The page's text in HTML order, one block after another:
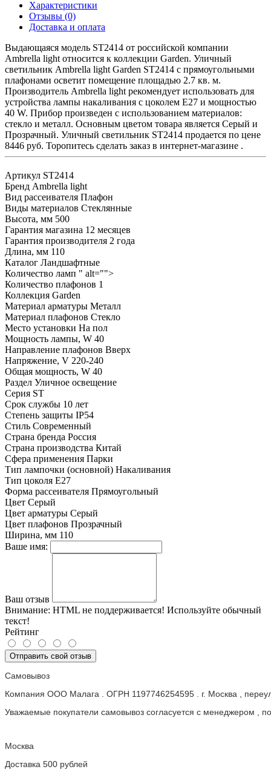
Характеристики
Отзывы (0)
Доставка и оплата
Выдающаяся модель ST2414 от российской компании
Ambrella light относится к коллекции Garden. Уличный
светильник Ambrella light Garden ST2414 с прямоугольными
плафонами осветит помещение площадью 2.7 кв. м.
Производитель Ambrella light рекомендует использовать для
устройства лампы накаливания с цоколем E27 и мощностью
40 W. Прибор произведен с использованием материалов:
стекло и металл. Основным цветом товара является Серый и
Прозрачный. Уличный светильник ST2414 продается по цене
8446 руб. Торопитесь сделать заказ в интернет-магазине .
Артикул ST2414
Бренд Ambrella light
Вид рассеивателя Плафон
Виды материалов Стеклянные
Высота, мм 500
Гарантия магазина 12 месяцев
Гарантия производителя 2 года
Длина, мм 110
Каталог Ландшафтные
Количество ламп " alt="">
Количество плафонов 1
Коллекция Garden
Материал арматуры Металл
Материал плафонов Стекло
Место установки На пол
Мощность лампы, W 40
Направление плафонов Вверх
Напряжение, V 220-240
Общая мощность, W 40
Раздел Уличное освещение
Серия ST
Срок службы 10 лет
Степень защиты IP54
Стиль Современный
Страна бренда Россия
Страна производства Китай
Сфера применения Парки
Тип лампочки (основной) Накаливания
Тип цоколя E27
Форма рассеивателя Прямоугольный
Цвет Серый
Цвет арматуры Серый
Цвет плафонов Прозрачный
Ширина, мм 110
Ваше имя:
Ваш отзыв
Внимание: HTML не поддерживается! Используйте обычный
текст!
Рейтинг
Отправить свой отзыв
Самовывоз
Компания ООО Малага . ОГРН 1197746254595 . г. Москва ,
Уважаемые покупатели самовывоз согласуется с менеджером ,
Москва
Доставка 500 рублей